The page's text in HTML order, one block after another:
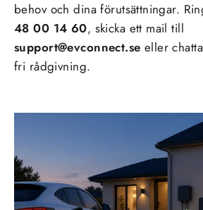
behov och dina förutsättningar.
48 00 14 60, skicka ett mail till
support@evconnect.se eller
fri rådgivning.